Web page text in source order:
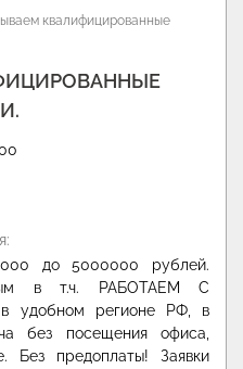
квалифицированные
до 5000000 рублей.
в т.ч. РАБОТАЕМ С
удобном регионе РФ, в
без посещения офиса,
Без предоплаты! Заявки